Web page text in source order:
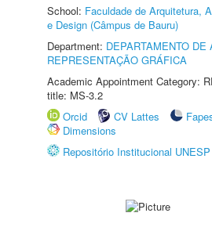
School: Faculdade de Arquitetura,
e Design (Câmpus de Bauru)
Department: DEPARTAMENTO DE
REPRESENTAÇÃO GRÁFICA
Academic Appointment Category:
title: MS-3.2
Orcid
CV Lattes
Dimensions
Repositório Institucional UNESP